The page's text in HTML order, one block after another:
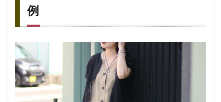
合う
ワン
ピー
選び
方＆
NG
例
1.1
❌️NG1：
例